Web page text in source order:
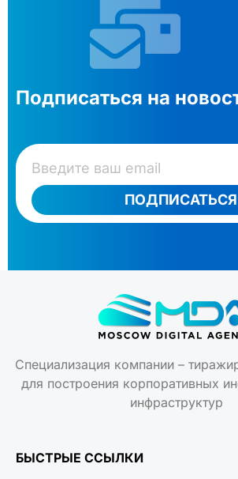
Подписаться на
ПОДПИСАТЬСЯ
Специализация компании –
для построения корпоративных
инфраструктур
БЫСТРЫЕ ССЫЛКИ